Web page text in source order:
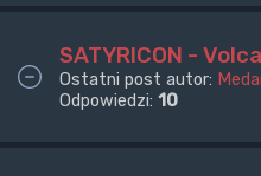
SATYRICON -
Ostatni post autor:
Odpowiedzi: 10